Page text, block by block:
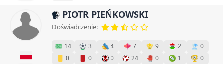
PIOTR PIEŃKOWSKI
Doświadczenie:
14 3 4 7 9 2
0
0
0 0 24 0 1
0